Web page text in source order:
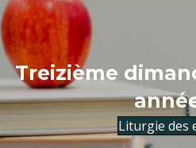
Treizième
Liturgie des